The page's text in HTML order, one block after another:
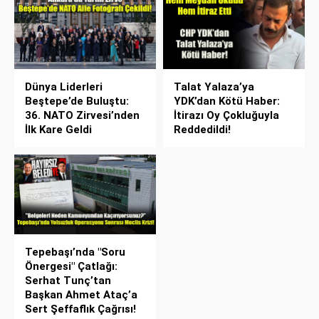
Dünya Liderleri
Beştepe’de Buluştu:
36. NATO Zirvesi’nden
İlk Kare Geldi
Talat Yalaza’ya
YDK’dan Kötü Haber:
İtirazı Oy Çokluğuyla
Reddedildi!
Tepebaşı’nda "Soru
Önergesi" Çatlağı:
Serhat Tunç’tan
Başkan Ahmet Ataç’a
Sert Şeffaflık Çağrısı!